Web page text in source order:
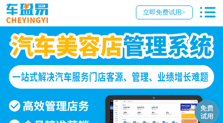
立即免费试用>